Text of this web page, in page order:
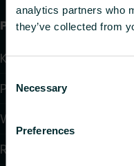
analytics partners who
they’ve collected from
Selection
Necessary
Preferences
Przydatne linki
Kalkulatory doboru
Pliki do pobrania
Wsparcie
Rozwiązania